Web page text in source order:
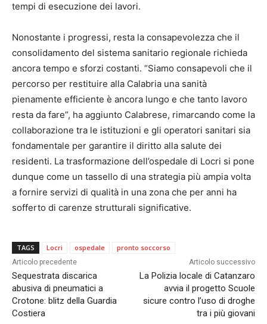
tempi di esecuzione dei lavori.
Nonostante i progressi, resta la consapevolezza che il
consolidamento del sistema sanitario regionale richieda
ancora tempo e sforzi costanti. “Siamo consapevoli che il
percorso per restituire alla Calabria una sanità
pienamente efficiente è ancora lungo e che tanto lavoro
resta da fare”, ha aggiunto Calabrese, rimarcando come la
collaborazione tra le istituzioni e gli operatori sanitari sia
fondamentale per garantire il diritto alla salute dei
residenti. La trasformazione dell’ospedale di Locri si pone
dunque come un tassello di una strategia più ampia volta
a fornire servizi di qualità in una zona che per anni ha
sofferto di carenze strutturali significative.
TAGS Locri ospedale pronto soccorso
Articolo precedente
Sequestrata discarica
abusiva di pneumatici a
Crotone: blitz della Guardia
Costiera
Articolo successivo
La Polizia locale di Catanzaro
avvia il progetto Scuole
sicure contro l’uso di droghe
tra i più giovani